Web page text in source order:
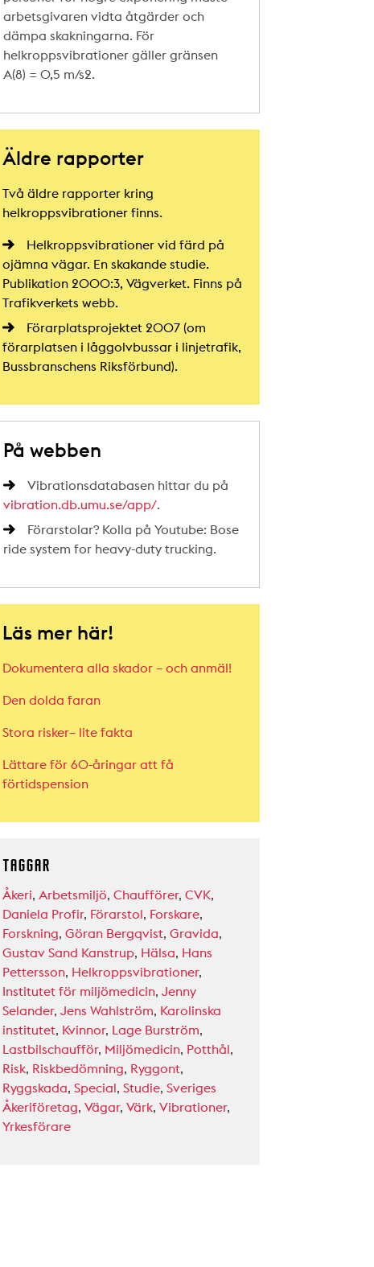
arbetsgivaren vidta åtgärder och
dämpa skakningarna. För
helkroppsvibrationer gäller gränsen
A(8) = 0,5 m/s2.
Äldre rapporter
Två äldre rapporter kring
helkroppsvibrationer finns.
Helkroppsvibrationer vid färd på
ojämna vägar. En skakande studie.
Publikation 2000:3, Vägverket. Finns på
Trafikverkets webb.
Förarplatsprojektet 2007 (om
förarplatsen i låggolvbussar i linjetrafik,
Bussbranschens Riksförbund).
På webben
Vibrationsdatabasen hittar du på
vibration.db.umu.se/app/.
Förarstolar? Kolla på Youtube: Bose
ride system for heavy-duty trucking.
Läs mer här!
Dokumentera alla skador – och anmäl!
Den dolda faran
Stora risker– lite fakta
Lättare för 60-åringar att få
förtidspension
TAGGAR
Åkeri, Arbetsmiljö, Chaufförer, CVK,
Daniela Profir, Förarstol, Forskare,
Forskning, Göran Bergqvist, Gravida,
Gustav Sand Kanstrup, Hälsa, Hans
Pettersson, Helkroppsvibrationer,
Institutet för miljömedicin, Jenny
Selander, Jens Wahlström, Karolinska
institutet, Kvinnor, Lage Burström,
Lastbilschaufför, Miljömedicin, Potthål,
Risk, Riskbedömning, Ryggont,
Ryggskada, Special, Studie, Sveriges
Åkeriföretag, Vägar, Värk, Vibrationer,
Yrkesförare